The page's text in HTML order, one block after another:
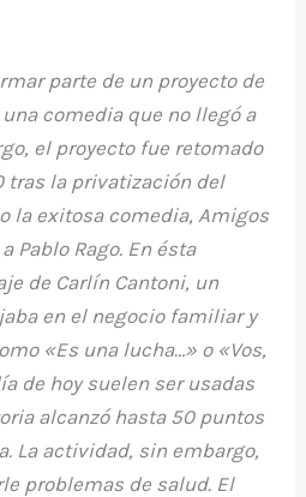
parte de un proyecto de
una comedia que no llegó a
el proyecto fue retomado
tras la privatización del
la exitosa comedia, Amigos
Pablo Rago. En ésta
de Carlín Cantoni, un
en el negocio familiar y
«Es una lucha…» o «Vos,
de hoy suelen ser usadas
alcanzó hasta 50 puntos
La actividad, sin embargo,
problemas de salud. El